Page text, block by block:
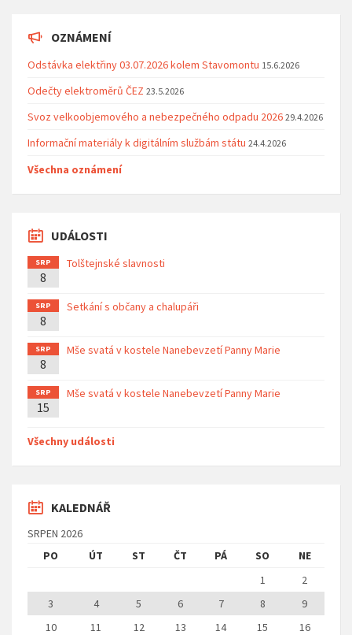
OZNÁMENÍ
Odstávka elektřiny 03.07.2026 kolem Stavomontu 15.6.2026
Odečty elektroměrů ČEZ 23.5.2026
Svoz velkoobjemového a nebezpečného odpadu 2026 29.4.2026
Informační materiály k digitálním službám státu 24.4.2026
Všechna oznámení
UDÁLOSTI
SRP
8
Tolštejnské slavnosti
SRP
8
Setkání s občany a chalupáři
SRP
8
Mše svatá v kostele Nanebevzetí Panny Marie
SRP
15
Mše svatá v kostele Nanebevzetí Panny Marie
Všechny události
KALEDNÁŘ
SRPEN 2026
PO
ÚT ST ČT PÁ SO
NE
1
2
3
4 5 6 7 8
9
10
11 12 13 14 15
16